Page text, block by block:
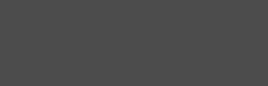
Anblick.
weiße Blüten, die in großen, schirmförmigen